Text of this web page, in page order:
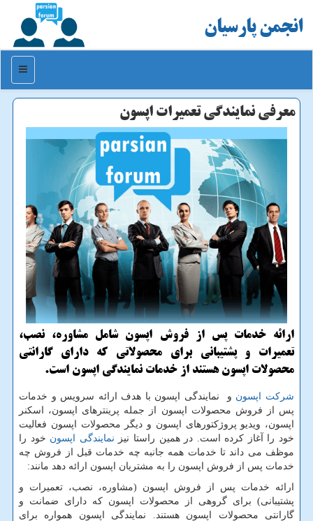
انجمن پارسیان
منو
معرفی نمایندگی تعمیرات اپسون
ارائه خدمات پس از فروش اپسون شامل مشاوره، نصب،
تعمیرات و پشتیبانی برای محصولاتی كه دارای گارانتی
محصولات اپسون هستند از خدمات نمایندگی اپسون است.
شرکت اپسون و نمایندگی اپسون با هدف ارائه سرویس و خدمات
پس از فروش محصولات اپسون از جمله پرینترهای اپسون، اسکنر
اپسون، ویدیو پروژکتورهای اپسون و دیگر محصولات اپسون فعالیت
خود را آغاز کرده است. در همین راستا نیز نمایندگی اپسون خود را
موظف می داند تا خدمات همه جانبه چه خدمات قبل از فروش چه
خدمات پس از فروش اپسون را به مشتریان اپسون ارائه دهد مانند:
ارائه خدمات پس از فروش اپسون (مشاوره، نصب، تعمیرات و
پشتیبانی) برای گروهی از محصولات اپسون که دارای ضمانت و
گارانتی محصولات اپسون هستند. نمایندگی اپسون همواره برای